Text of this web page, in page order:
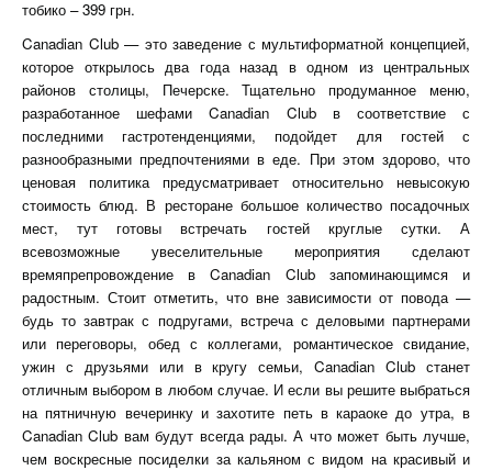
тобико – 399 грн.
Canadian Club — это заведение с мультиформатной концепцией,
которое открылось два года назад в одном из центральных
районов столицы, Печерске. Тщательно продуманное меню,
разработанное шефами Canadian Club в соответствие с
последними гастротенденциями, подойдет для гостей с
разнообразными предпочтениями в еде. При этом здорово, что
ценовая политика предусматривает относительно невысокую
стоимость блюд. В ресторане большое количество посадочных
мест, тут готовы встречать гостей круглые сутки. А
всевозможные увеселительные мероприятия сделают
времяпрепровождение в Canadian Club запоминающимся и
радостным. Стоит отметить, что вне зависимости от повода —
будь то завтрак с подругами, встреча с деловыми партнерами
или переговоры, обед с коллегами, романтическое свидание,
ужин с друзьями или в кругу семьи, Canadian Club станет
отличным выбором в любом случае. И если вы решите выбраться
на пятничную вечеринку и захотите петь в караоке до утра, в
Canadian Club вам будут всегда рады. А что может быть лучше,
чем воскресные посиделки за кальяном с видом на красивый и